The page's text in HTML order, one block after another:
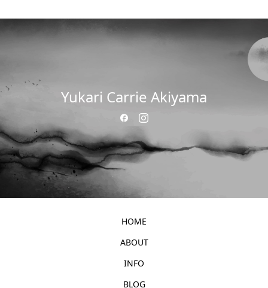
Yukari Carrie Akiyama
HOME
ABOUT
INFO
BLOG